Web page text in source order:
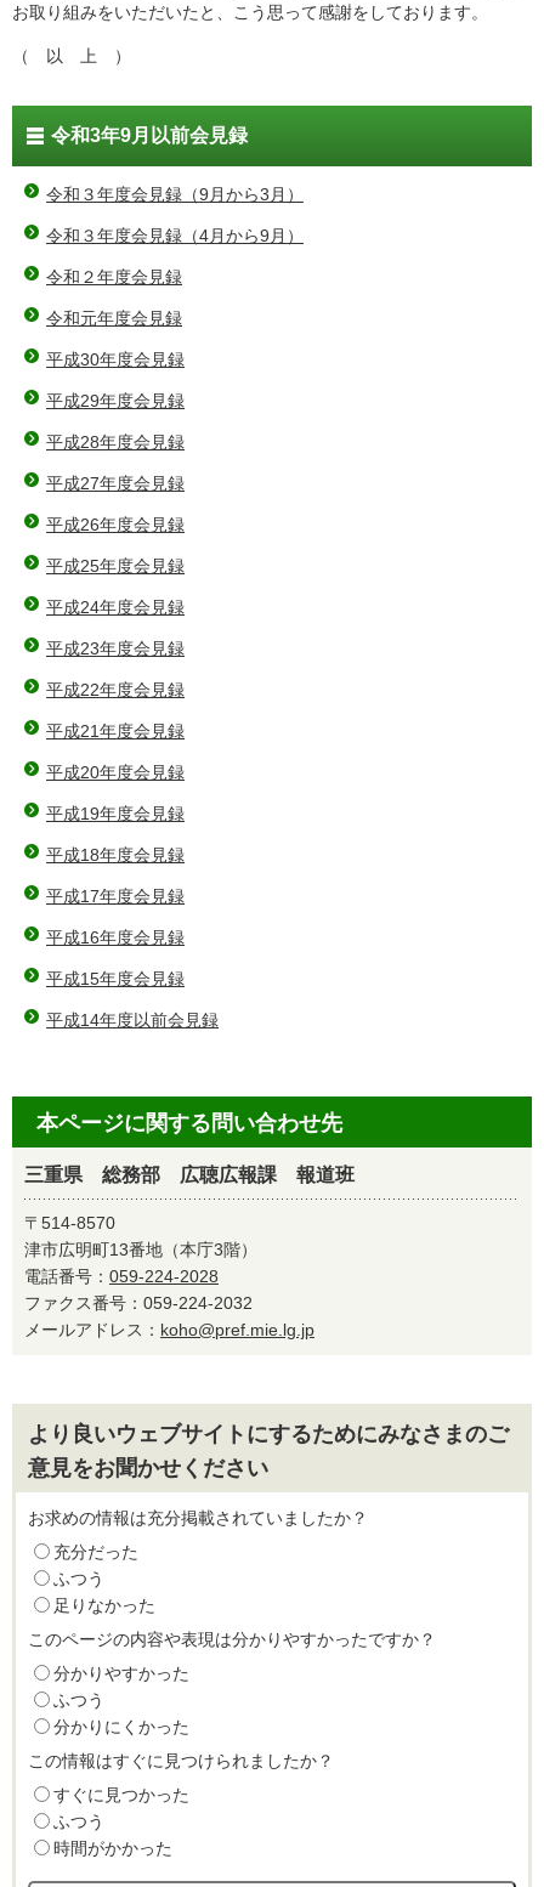
お取り組みをいただいたと、こう思って感謝をしております。
（ 以 上 ）
令和3年9月以前会見録
令和３年度会見録（9月から3月）
令和３年度会見録（4月から9月）
令和２年度会見録
令和元年度会見録
平成30年度会見録
平成29年度会見録
平成28年度会見録
平成27年度会見録
平成26年度会見録
平成25年度会見録
平成24年度会見録
平成23年度会見録
平成22年度会見録
平成21年度会見録
平成20年度会見録
平成19年度会見録
平成18年度会見録
平成17年度会見録
平成16年度会見録
平成15年度会見録
平成14年度以前会見録
本ページに関する問い合わせ先
三重県 総務部 広聴広報課 報道班
〒514-8570
津市広明町13番地（本庁3階）
電話番号： 059-224-2028
ファクス番号：059-224-2032
メールアドレス： koho@pref.mie.lg.jp
より良いウェブサイトにするためにみなさまのご
意見をお聞かせください
お求めの情報は充分掲載されていましたか？
充分だった
ふつう
足りなかった
このページの内容や表現は分かりやすかったですか？
分かりやすかった
ふつう
分かりにくかった
この情報はすぐに見つけられましたか？
すぐに見つかった
ふつう
時間がかかった